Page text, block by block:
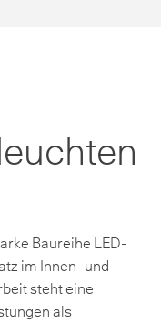
Baureihe LED-
im Innen- und
steht eine
als